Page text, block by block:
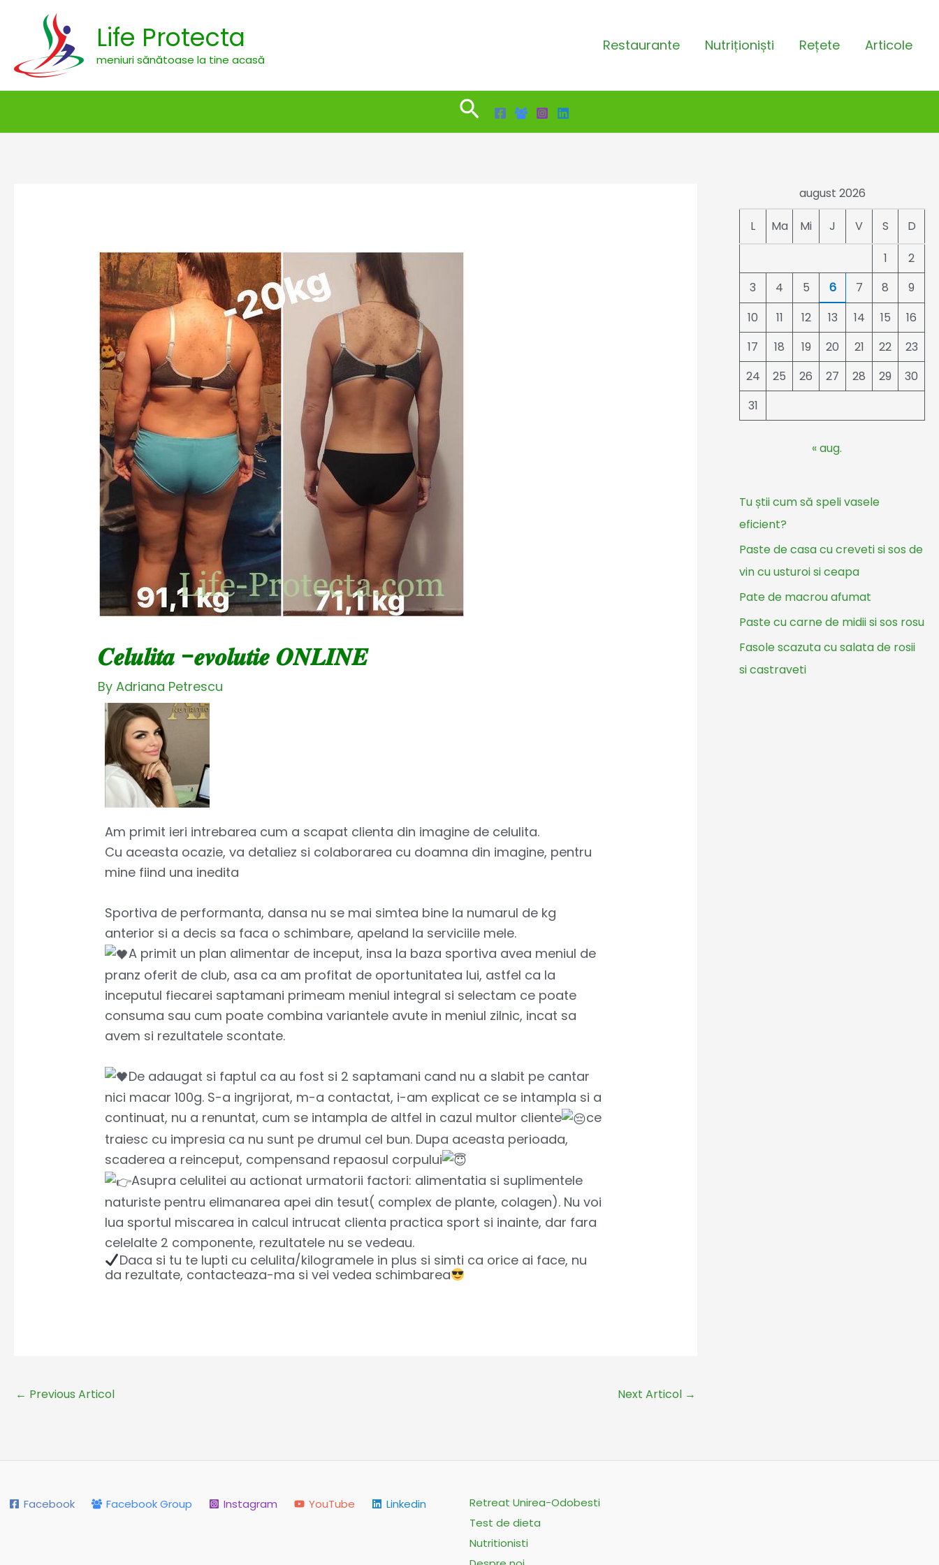
Life Protecta
meniuri sănătoase la tine acasă
Restaurante Nutriționiști Rețete Articole
Search
𝑪𝒆𝒍𝒖𝒍𝒊𝒕𝒂 -𝒆𝒗𝒐𝒍𝒖𝒕𝒊𝒆 𝑶𝑵𝑳𝑰𝑵𝑬
ByAdriana Petrescu
Am primit ieri intrebarea cum a scapat clienta din imagine de celulita.
Cu aceasta ocazie, va detaliez si colaborarea cu doamna din imagine, pentru
mine fiind una inedita
Sportiva de performanta, dansa nu se mai simtea bine la numarul de kg
anterior si a decis sa faca o schimbare, apeland la serviciile mele.
A primit un plan alimentar de inceput, insa la baza sportiva avea meniul de
pranz oferit de club, asa ca am profitat de oportunitatea lui, astfel ca la
inceputul fiecarei saptamani primeam meniul integral si selectam ce poate
consuma sau cum poate combina variantele avute in meniul zilnic, incat sa
avem si rezultatele scontate.
De adaugat si faptul ca au fost si 2 saptamani cand nu a slabit pe cantar
nici macar 100g. S-a ingrijorat, m-a contactat, i-am explicat ce se intampla si a
continuat, nu a renuntat, cum se intampla de altfel in cazul multor cliente
ce
traiesc cu impresia ca nu sunt pe drumul cel bun. Dupa aceasta perioada,
scaderea a reinceput, compensand repaosul corpului
Asupra celulitei au actionat urmatorii factori: alimentatia si suplimentele
naturiste pentru elimanarea apei din tesut( complex de plante, colagen). Nu voi
lua sportul miscarea in calcul intrucat clienta practica sport si inainte, dar fara
celelalte 2 componente, rezultatele nu se vedeau.
Daca si tu te lupti cu celulita/kilogramele in plus si simti ca orice ai face, nu
da rezultate, contacteaza-ma si vei vedea schimbarea
← Previous Articol Next Articol →
august 2026
L Ma Mi J V S
D
1
2
3
4 5 6 7 8
9
10
11 12 13 14 15
16
17
18 19 20 21 22
23
24
25 26 27 28 29
30
31
« aug.
Tu știi cum să speli vasele
eficient?
Paste de casa cu creveti si sos de
vin cu usturoi si ceapa
Pate de macrou afumat
Paste cu carne de midii si sos rosu
Fasole scazuta cu salata de rosii
si castraveti
Facebook Facebook Group Instagram YouTube Linkedin
Retreat Unirea-Odobesti
Test de dieta
Nutritionisti